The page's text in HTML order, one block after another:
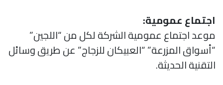
اجتماع عمومية:
موعد اجتماع عمومية الشركة لكل من “اللجين”
“أسواق المزرعة” “العبيكان للزجاج” عن طريق وسائل
التقنية الحديثة.